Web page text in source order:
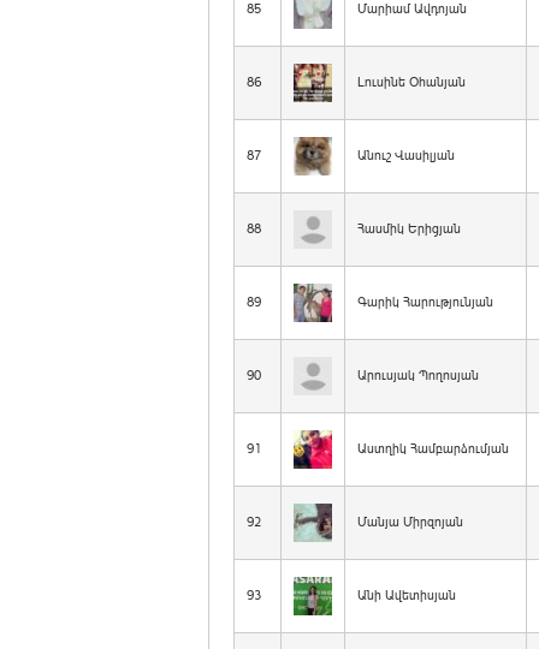
85 Մարիամ Ավդոյան
86 Լուսինե Օհանյան
87 Անուշ Վասիլյան
88 Հասմիկ Երիցյան
89 Գարիկ Հարությունյան
90 Արուսյակ Պողոսյան
91 Աստղիկ Համբարձումյան
92 Մանյա Միրզոյան
93 Անի Ավետիսյան